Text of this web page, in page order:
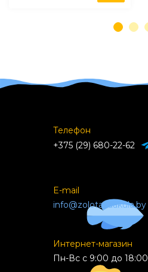
Телефон
+375 (29) 680-22-62
E-mail
info@zolotayaakula.by
Интернет-магазин
Пн-Вс с 9:00 до 18:00